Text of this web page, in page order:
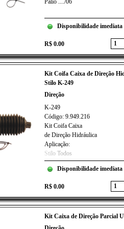
Palio ..../06
Disponibilidade imediata
R$ 0.00
Kit Coifa Caixa de Direção
Stilo K-249
Direção
K-249
Código: 9.949.216
Kit Coifa Caixa
de Direção Hidráulica
Aplicação:
Stilo Todos
Disponibilidade imediata
R$ 0.00
Kit Caixa de Direção Parcial